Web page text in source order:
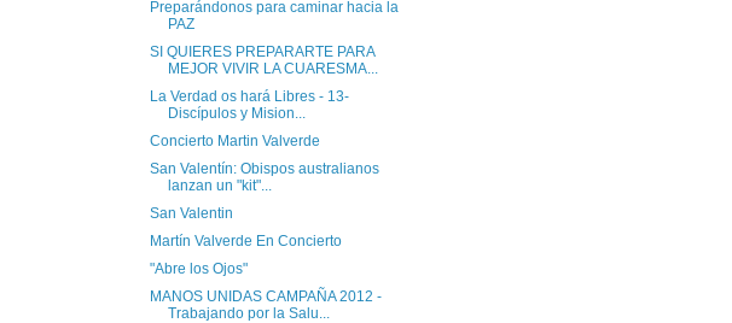
Preparándonos para caminar hacia la
PAZ
SI QUIERES PREPARARTE PARA
MEJOR VIVIR LA CUARESMA...
La Verdad os hará Libres - 13-
Discípulos y Mision...
Concierto Martin Valverde
San Valentín: Obispos australianos
lanzan un "kit"...
San Valentin
Martín Valverde En Concierto
"Abre los Ojos"
MANOS UNIDAS CAMPAÑA 2012 -
Trabajando por la Salu...